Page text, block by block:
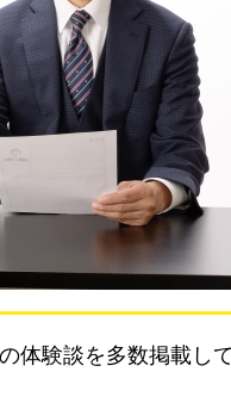
体験談を多数掲載して